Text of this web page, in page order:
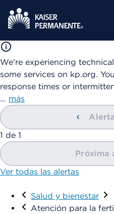
We're experiencing
some services on kp.org.
response times or
… más
mostrando
1 de 1
Próxima
Ver todas las alertas
Visitar
Salud y bienestar
Atención para la